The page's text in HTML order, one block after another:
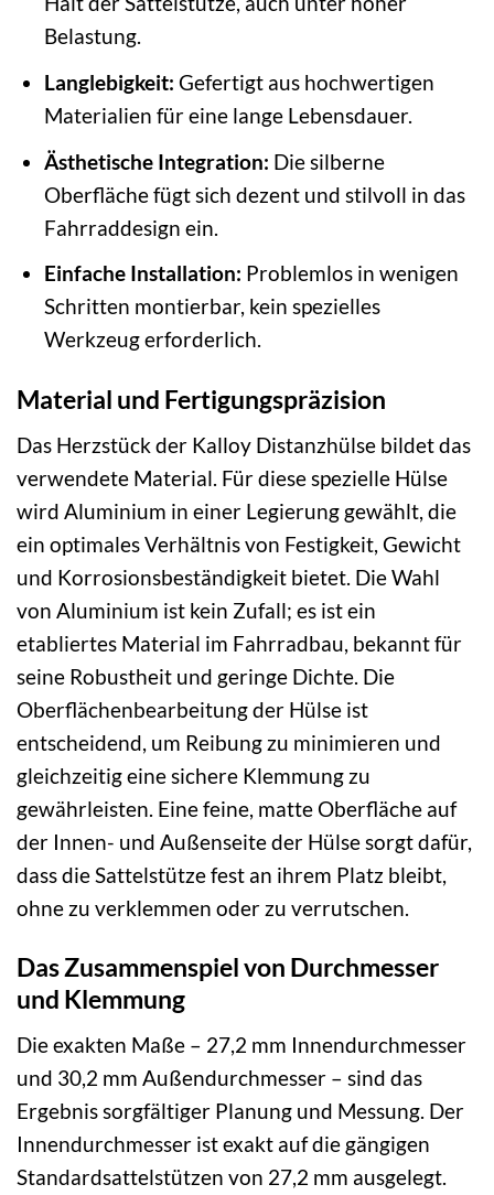
Belastung.
Langlebigkeit: Gefertigt aus hochwertigen
Materialien für eine lange Lebensdauer.
Ästhetische Integration: Die silberne
Oberfläche fügt sich dezent und stilvoll in das
Fahrraddesign ein.
Einfache Installation: Problemlos in wenigen
Schritten montierbar, kein spezielles
Werkzeug erforderlich.
Material und Fertigungspräzision
Das Herzstück der Kalloy Distanzhülse bildet das
verwendete Material. Für diese spezielle Hülse
wird Aluminium in einer Legierung gewählt, die
ein optimales Verhältnis von Festigkeit, Gewicht
und Korrosionsbeständigkeit bietet. Die Wahl
von Aluminium ist kein Zufall; es ist ein
etabliertes Material im Fahrradbau, bekannt für
seine Robustheit und geringe Dichte. Die
Oberflächenbearbeitung der Hülse ist
entscheidend, um Reibung zu minimieren und
gleichzeitig eine sichere Klemmung zu
gewährleisten. Eine feine, matte Oberfläche auf
der Innen- und Außenseite der Hülse sorgt dafür,
dass die Sattelstütze fest an ihrem Platz bleibt,
ohne zu verklemmen oder zu verrutschen.
Das Zusammenspiel von Durchmesser
und Klemmung
Die exakten Maße – 27,2 mm Innendurchmesser
und 30,2 mm Außendurchmesser – sind das
Ergebnis sorgfältiger Planung und Messung. Der
Innendurchmesser ist exakt auf die gängigen
Standardsattelstützen von 27,2 mm ausgelegt.